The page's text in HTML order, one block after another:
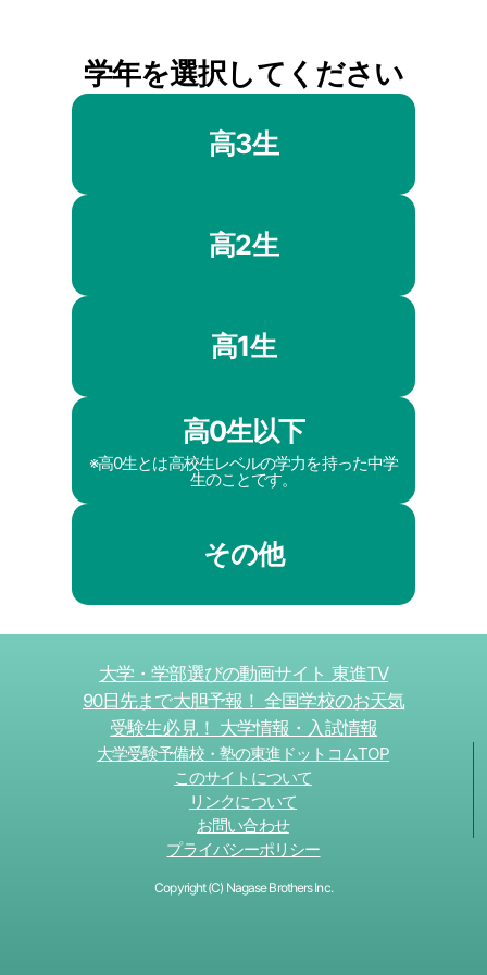
学年を選択してください
高3生
高2生
高1生
高0生以下
※高0生とは高校生レベルの学力を持った中学
生のことです。
その他
大学・学部選びの動画サイト 東進TV
90日先まで大胆予報！ 全国学校のお天気
受験生必見！ 大学情報・入試情報
大学受験予備校・塾の東進ドットコムTOP
このサイトについて
リンクについて
お問い合わせ
プライバシーポリシー
Copyright (C) Nagase Brothers Inc.